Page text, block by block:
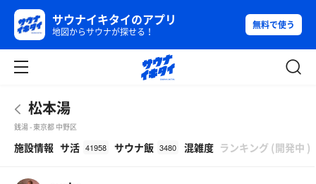
サウナイキタイのアプリ
地図からサウナが探せる！
無料で使う
松本湯
銭湯 - 東京都 中野区
施設情報 サ活 41958 サウナ飯 3480 混雑度 ランキング (開発中 )